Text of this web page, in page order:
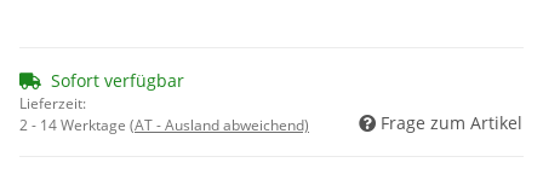
Sofort verfügbar
Lieferzeit:
2 - 14 Werktage (AT - Ausland abweichend) Frage zum Artikel